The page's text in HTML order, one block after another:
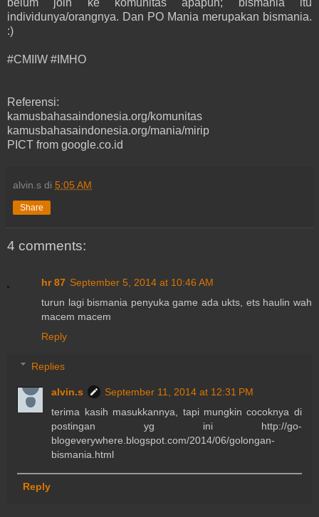
individunya/orangnya. Dan PO Mania merupakan bismania.
:)
#CMIIW #IMHO
Referensi:
kamusbahasaindonesia.org/komunitas
kamusbahasaindonesia.org/mania/mirip
PICT from google.co.id
alvin.s di 5:05 AM
Share
4 comments:
hr 87 September 5, 2014 at 10:46 AM
turun lagi bismania penyuka game ada ukts, ets haulin wah
macem macem
Reply
Replies
alvin.s
September 11, 2014 at 12:31 PM
terima kasih masukkannya, tapi mungkin cocoknya di
postingan yg ini http://go-
blogeverywhere.blogspot.com/2014/06/golongan-
bismania.html
Reply